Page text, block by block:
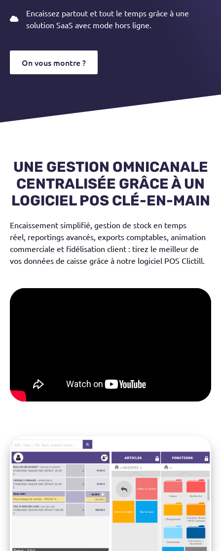
Encaissez partout et tout le temps grâce à une
solution SaaS avec mode hors ligne.
On vous montre ?
UNE GESTION OMNICANALE
CENTRALISÉE GRÂCE À UN
LOGICIEL POS CLÉ-EN-MAIN
Encaissement simplifié, gestion de stock en temps
réel reportings avancés exports comptables, animation
commerciale et fidélisation client : tirez le meilleur de
vos données de caisse grâce à notre logiciel POS Clictill